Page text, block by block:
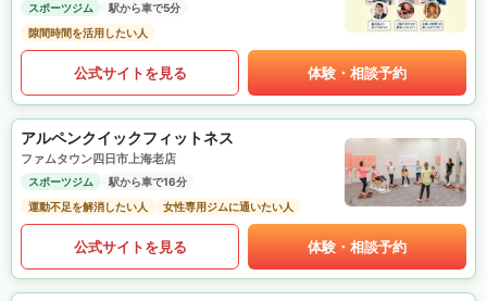
スポーツジム
駅から車で5分
隙間時間を活用したい人
公式サイトを見る 体験・相談予約
アルペンクイックフィットネス
ファムタウン四日市上海老店
スポーツジム
駅から車で16分
運動不足を解消したい人
女性専用ジムに通いたい人
公式サイトを見る 体験・相談予約